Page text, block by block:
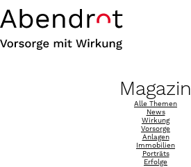
Magazin
Alle Themen
News
Wirkung
Vorsorge
Anlagen
Immobilien
Porträts
Erfolge